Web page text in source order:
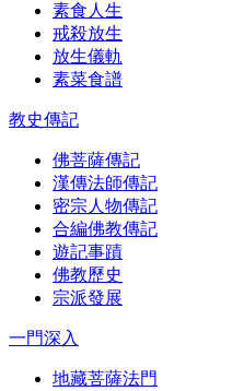
素食人生
戒殺放生
放生儀軌
素菜食譜
教史傳記
佛菩薩傳記
漢傳法師傳記
密宗人物傳記
合編佛教傳記
遊記事蹟
佛教歷史
宗派發展
一門深入
地藏菩薩法門